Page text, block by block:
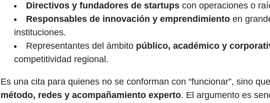
Directivos y fundadores de startups con operaciones o
Responsables de innovación y emprendimiento en
instituciones.
Representantes del ámbito público, académico y
competitividad regional.
Es una cita para quienes no se conforman con “funcionar”, sino
método, redes y acompañamiento experto. El argumento es